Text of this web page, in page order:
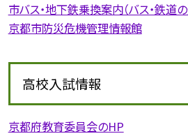
市バス・地下鉄乗換案内（バス・鉄道の
京都市防災危機管理情報館
高校入試情報
京都府教育委員会のHP